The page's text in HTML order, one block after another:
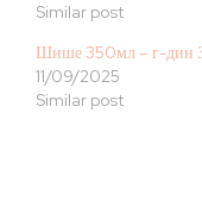
Similar post
Шише 350мл – г-дин
11/09/2025
Similar post